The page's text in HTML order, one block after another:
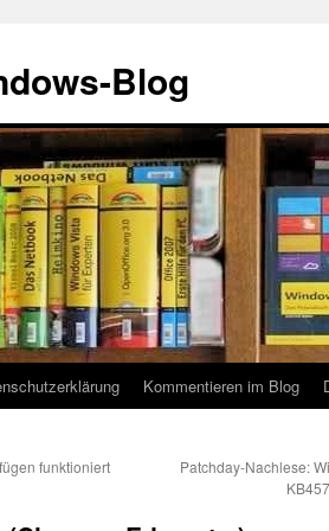
Blog
Kommentieren im Blog
funktioniert
Patchday-Nachlese: